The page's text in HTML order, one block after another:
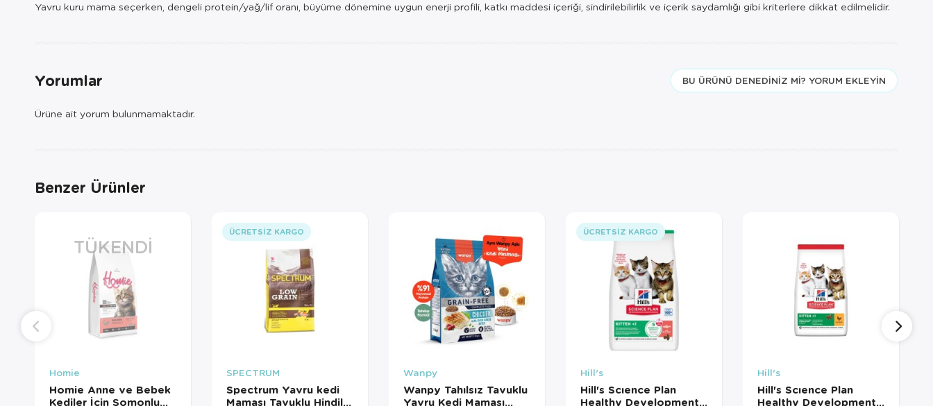
Yavru kuru mama seçerken, dengeli protein/yağ/lif oranı, büyüme dönemine uygun enerji profili, katkı maddesi içeriği, sindirilebilirlik ve içerik saydamlığı gibi kriterlere dikkat edilmelidir.
Yorumlar BU ÜRÜNÜ DENEDINIZ MI? YORUM EKLEYIN
Ürüne ait yorum bulunmamaktadır.
Benzer Ürünler
TÜKENDI
Homie
Homie Anne ve Bebek
Kediler İçin Somonlu
ÜCRETSIZ KARGO
SPECTRUM
Spectrum Yavru kedi
Maması Tavuklu Hindili
Wanpy
Wanpy Tahılsız Tavuklu
Yavru Kedi Maması
ÜCRETSIZ KARGO
Hill's
Hill's Scıence Plan
Healthy Development
Hill's
Hill's Scıence Plan
Healthy Development